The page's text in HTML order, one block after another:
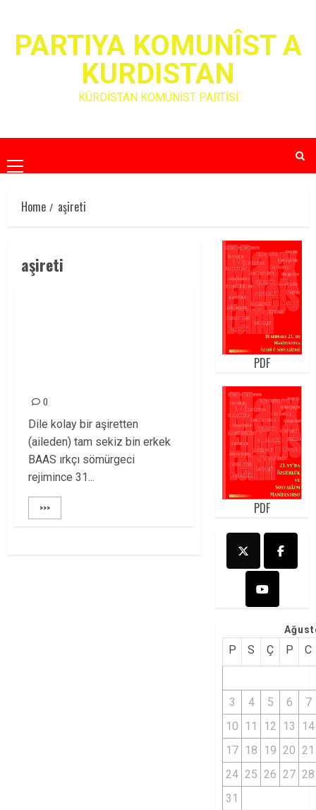
contentPARTIYA KOMUNÎST A
KURDISTAN
KÜRDİSTAN KOMÜNİST PARTİSİ
Primary
Menu
Home
aşireti
aşireti
0
Dile kolay bir aşiretten
(aileden) tam sekiz bin erkek
BAAS ırkçı sömürgeci
rejimince 31...
>>>
PDF
PDF
P S Ç P C
3 4 5 6
7
10 11 12 13
14
17 18 19 20 21
24 25 26 27 28
31